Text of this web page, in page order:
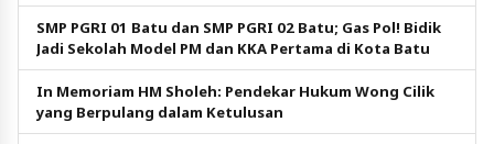
SMP PGRI 01 Batu dan SMP PGRI 02 Batu; Gas Pol! Bidik
Jadi Sekolah Model PM dan KKA Pertama di Kota Batu
In Memoriam HM Sholeh: Pendekar Hukum Wong Cilik
yang Berpulang dalam Ketulusan